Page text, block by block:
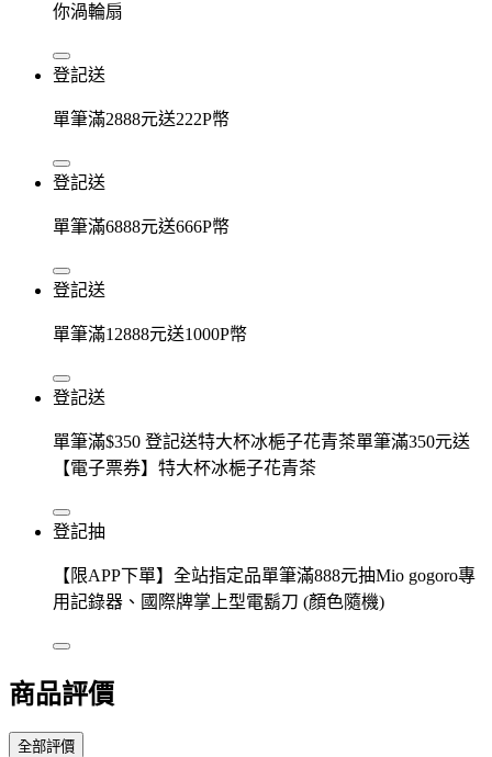
你渦輪扇
登記送
單筆滿2888元送222P幣
登記送
單筆滿6888元送666P幣
登記送
單筆滿12888元送1000P幣
登記送
單筆滿$350 登記送特大杯冰梔子花青茶單筆滿350元送
【電子票券】特大杯冰梔子花青茶
登記抽
【限APP下單】全站指定品單筆滿888元抽Mio gogoro專
用記錄器、國際牌掌上型電鬍刀 (顏色隨機)
商品評價
全部評價